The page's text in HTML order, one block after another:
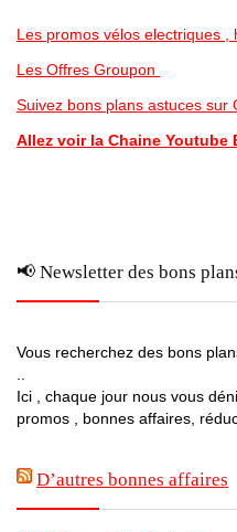
Les promos vélos electriques ,
Les Offres Groupon
Suivez bons plans astuces sur
Allez voir la Chaine Youtube
📢 Newsletter des bons
Vous recherchez des bons
Ici , chaque jour nous vous
promos , bonnes affaires,
D’autres bonnes affaires